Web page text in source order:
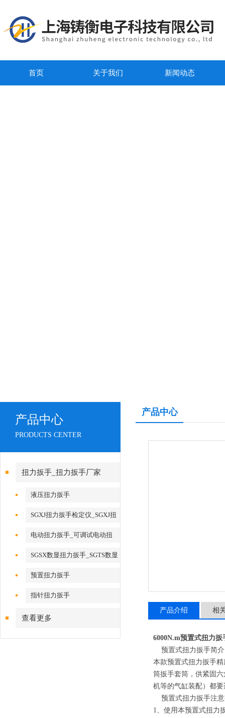
首页 关于我们 新闻动态
产品中心
PRODUCTS CENTER
扭力扳手_扭力扳手厂家
液压扭力扳手
SGXJ扭力扳手检定仪_SGXJ扭
矩扳手检定仪
电动扭力扳手_可调试电动扭
SGSX数显扭力扳手_SGTS数显
扭力扳手
预置扭力扳手
指针扭力扳手
查看更多
产品中心
产品介绍 相
6000N.m预置式扭力扳
预置式扭力扳手简介
本款预置式扭力扳手
筒扳手套筒，供紧固
机等的气缸装配）都
预置式扭力扳手注
1、使用本预置式扭力